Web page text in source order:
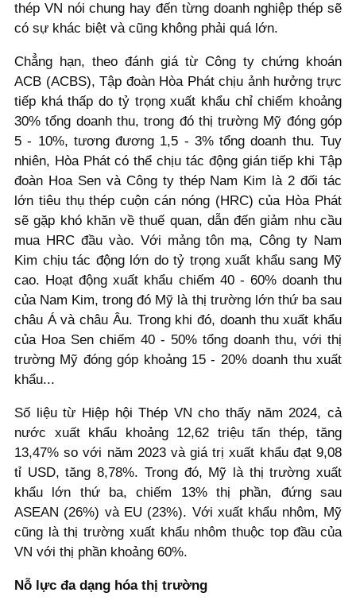
thép VN nói chung hay đến từng doanh nghiệp thép sẽ
có sự khác biệt và cũng không phải quá lớn.
Chẳng hạn, theo đánh giá từ Công ty chứng khoán
ACB (ACBS), Tập đoàn Hòa Phát chịu ảnh hưởng trực
tiếp khá thấp do tỷ trọng xuất khẩu chỉ chiếm khoảng
30% tổng doanh thu, trong đó thị trường Mỹ đóng góp
5 - 10%, tương đương 1,5 - 3% tổng doanh thu. Tuy
nhiên, Hòa Phát có thể chịu tác động gián tiếp khi Tập
đoàn Hoa Sen và Công ty thép Nam Kim là 2 đối tác
lớn tiêu thụ thép cuộn cán nóng (HRC) của Hòa Phát
sẽ gặp khó khăn về thuế quan, dẫn đến giảm nhu cầu
mua HRC đầu vào. Với mảng tôn mạ, Công ty Nam
Kim chịu tác động lớn do tỷ trọng xuất khẩu sang Mỹ
cao. Hoạt động xuất khẩu chiếm 40 - 60% doanh thu
của Nam Kim, trong đó Mỹ là thị trường lớn thứ ba sau
châu Á và châu Âu. Trong khi đó, doanh thu xuất khẩu
của Hoa Sen chiếm 40 - 50% tổng doanh thu, với thị
trường Mỹ đóng góp khoảng 15 - 20% doanh thu xuất
khẩu...
Số liệu từ Hiệp hội Thép VN cho thấy năm 2024, cả
nước xuất khẩu khoảng 12,62 triệu tấn thép, tăng
13,47% so với năm 2023 và giá trị xuất khẩu đạt 9,08
tỉ USD, tăng 8,78%. Trong đó, Mỹ là thị trường xuất
khẩu lớn thứ ba, chiếm 13% thị phần, đứng sau
ASEAN (26%) và EU (23%). Với xuất khẩu nhôm, Mỹ
cũng là thị trường xuất khẩu nhôm thuộc top đầu của
VN với thị phần khoảng 60%.
Nỗ lực đa dạng hóa thị trường